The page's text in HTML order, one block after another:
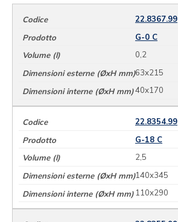
22.8367.99
G-0 C
0,2
63x215
40x170
22.8354.99
G-18 C
2,5
140x345
110x290